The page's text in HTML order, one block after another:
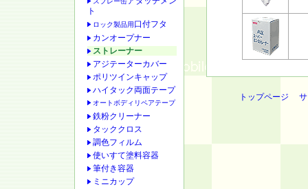
ト
ロック製品用口付フタ
カンオープナー
ストレーナー
アジテーターカバー
ポリツインキャップ
ハイタック両面テープ
オートボディリペアテープ
鉄粉クリーナー
タッククロス
調色フィルム
使いすて塗料容器
筆付き容器
ミニカップ
トップページ